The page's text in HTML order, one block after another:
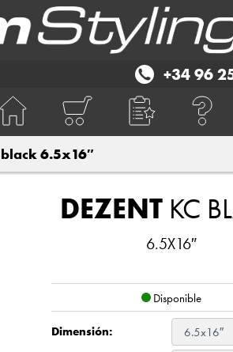
+34 96
black 6.5x16″
DEZENTKC
6.5X16″
Disponible
Dimensión: